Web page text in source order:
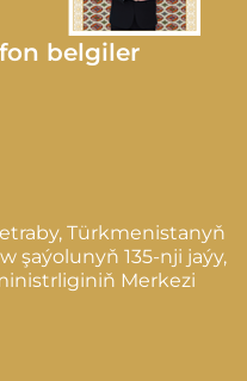
belgiler
Türkmenistanyň
şaýolunyň 135-nji jaýy,
Merkezi